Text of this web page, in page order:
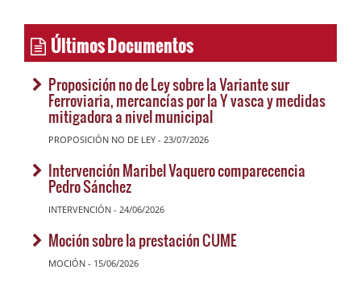
Últimos Documentos
Proposición no de Ley sobre la Variante sur
Ferroviaria, mercancías por la Y vasca y medidas
mitigadora a nivel municipal
PROPOSICIÓN NO DE LEY - 23/07/2026
Intervención Maribel Vaquero comparecencia
Pedro Sánchez
INTERVENCIÓN - 24/06/2026
Moción sobre la prestación CUME
MOCIÓN - 15/06/2026